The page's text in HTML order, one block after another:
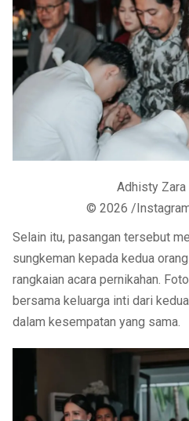
Adhisty Zara
© 2026 /
Selain itu, pasangan tersebut
sungkeman kepada kedua
rangkaian acara pernikahan.
bersama keluarga inti dari
dalam kesempatan yang sama.